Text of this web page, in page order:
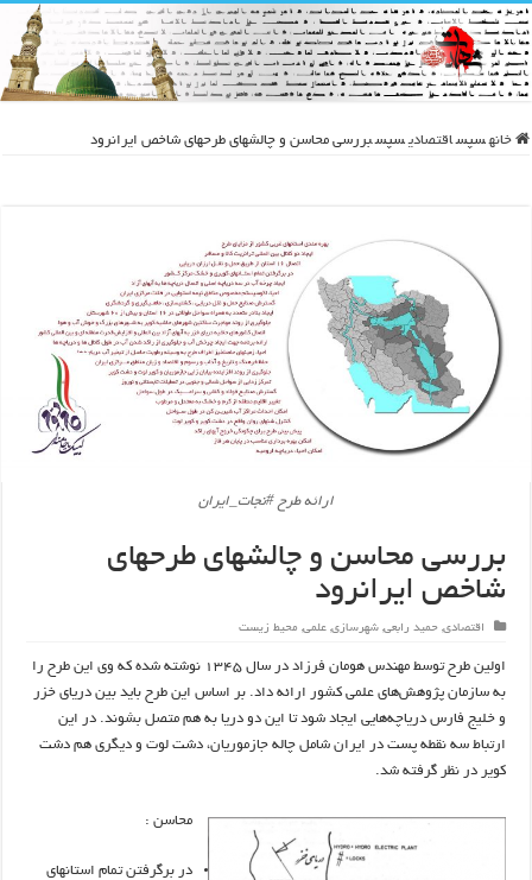
خانه سپس اقتصادی سپس بررسی محاسن و چالشهای طرحهای شاخص ایرانرود
ارائه طرح #نجات_ایران
بررسی محاسن و چالشهای طرحهای
شاخص ایرانرود
اقتصادی,حمید رابعی,شهرسازی,علمی, محیط زیست
اولین طرح توسط مهندس هومان فرزاد در سال ۱۳۴۵ نوشته شده که وی این طرح را
به سازمان پژوهش‌های علمی کشور ارائه داد. بر اساس این طرح باید بین دریای خزر
و خلیج فارس دریاچه‌هایی ایجاد شود تا این دو دریا به هم متصل بشوند. در این
ارتباط سه نقطه پست در ایران شامل چاله جازموریان، دشت لوت و دیگری هم دشت
کویر در نظر گرفته شد.
محاسن :
در برگرفتن تمام استانهای